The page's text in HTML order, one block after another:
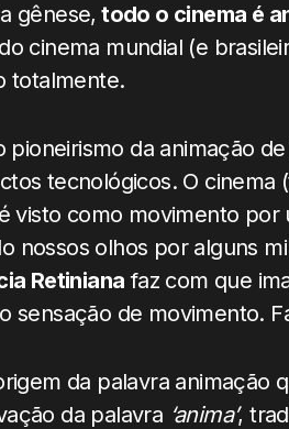
gênese, todo o cinema é
cinema mundial (e
totalmente.
pioneirismo da animação
tecnológicos. O cinema
visto como movimento
nossos olhos por alguns
Retiniana faz com que
sensação de movimento.
da palavra animação
da palavra ‘anima’,